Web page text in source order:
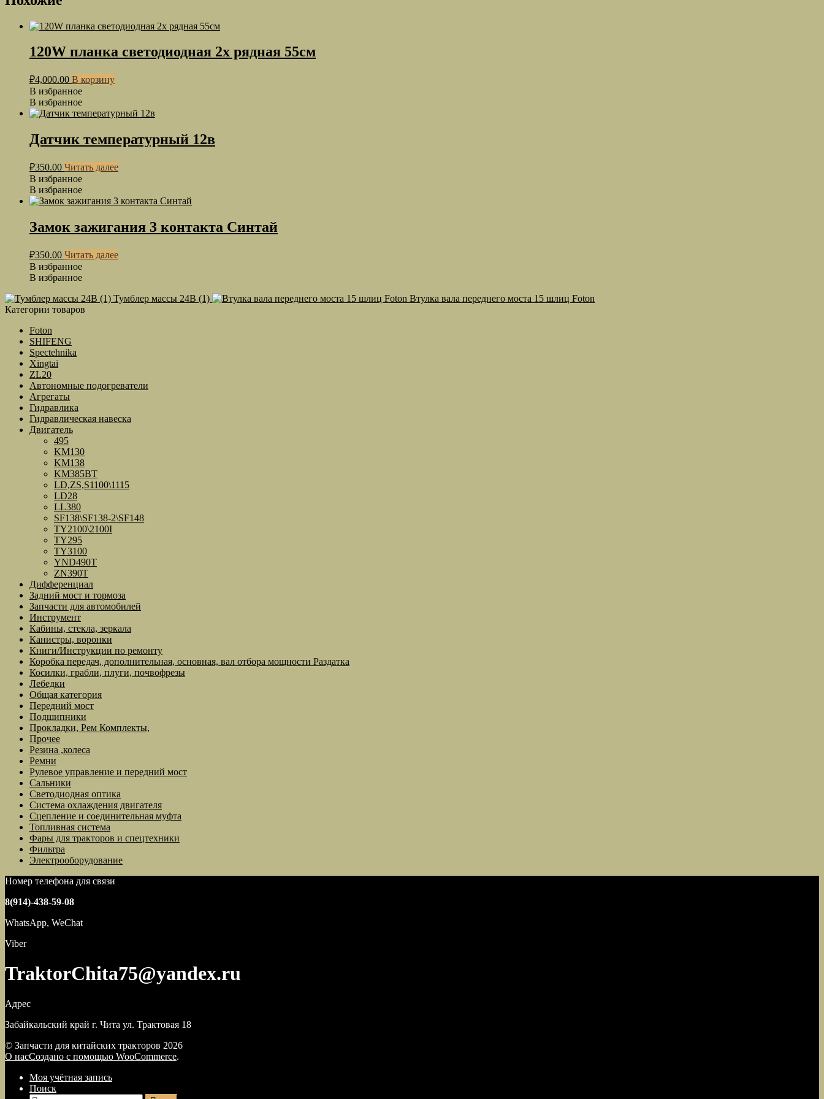
120W планка светодиодная 2х рядная 55см
₽4,000.00 В корзину
В избранное
В избранное
Датчик температурный 12в
₽350.00 Читать далее
В избранное
В избранное
Замок зажигания 3 контакта Синтай
₽350.00 Читать далее
В избранное
В избранное
Тумблер массы 24В (1)
Втулка вала переднего моста 15 шлиц Foton
Категории товаров
Foton
SHIFENG
Spectehnika
Xingtai
ZL20
Автономные подогреватели
Агрегаты
Гидравлика
Гидравлическая навеска
Двигатель
495
KM130
KM138
KM385BT
LD,ZS,S1100\1115
LD28
LL380
SF138\SF138-2\SF148
TY2100\2100I
TY295
TY3100
YND490T
ZN390T
Дифференциал
Задний мост и тормоза
Запчасти для автомобилей
Инструмент
Кабины, стекла, зеркала
Канистры, воронки
Книги/Инструкции по ремонту
Коробка передач, дополнительная, основная, вал отбора мощности Раздатка
Косилки, грабли, плуги, почвофрезы
Лебедки
Общая категория
Передний мост
Подшипники
Прокладки, Рем Комплекты,
Прочее
Резина ,колеса
Ремни
Рулевое управление и передний мост
Сальники
Светодиодная оптика
Система охлаждения двигателя
Сцепление и соединительная муфта
Топливная система
Фары для тракторов и спецтехники
Фильтра
Электрооборудование
Номер телефона для связи
8(914)-438-59-08
WhatsApp, WeChat
Viber
TraktorChita75@yandex.ru
Адрес
Забайкальский край г. Чита ул. Трактовая 18
© Запчасти для китайских тракторов 2026
О насСоздано с помощью WooCommerce.
Моя учётная запись
Поиск